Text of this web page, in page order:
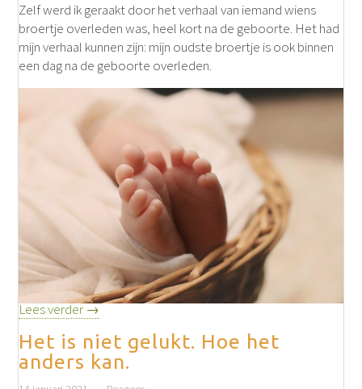
Zelf werd ik geraakt door het verhaal van iemand wiens
broertje overleden was, heel kort na de geboorte. Het had
mijn verhaal kunnen zijn: mijn oudste broertje is ook binnen
een dag na de geboorte overleden.
Lees verder →
Het is niet gelukt. Hoe het
anders kan.